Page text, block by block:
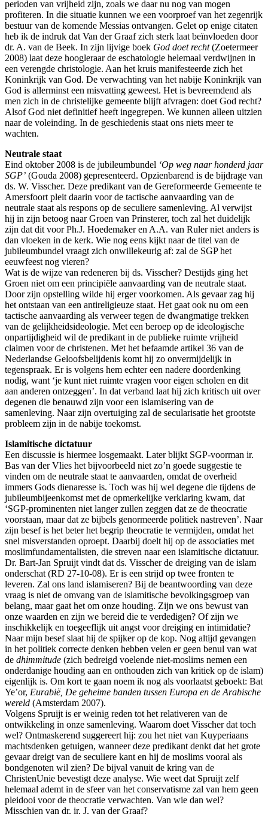
perioden van vrijheid zijn, zoals we daar nu nog van mogen
profiteren. In die situatie kunnen we een voorproef van het zegenrijk
bestuur van de komende Messias ontvangen. Gelet op enige citaten
heb ik de indruk dat Van der Graaf zich sterk laat beïnvloeden door
dr. A. van de Beek. In zijn lijvige boek God doet recht(Zoetermeer
2008) laat deze hoogleraar de eschatologie helemaal verdwijnen in
een verengde christologie. Aan het kruis manifesteerde zich het
Koninkrijk van God. De verwachting van het nabije Koninkrijk van
God is allerminst een misvatting geweest. Het is bevreemdend als
men zich in de christelijke gemeente blijft afvragen: doet God recht?
Alsof God niet definitief heeft ingegrepen. We kunnen alleen uitzien
naar de voleinding. In de geschiedenis staat ons niets meer te
wachten.
Neutrale staat
Eind oktober 2008 is de jubileumbundel ‘Op weg naar honderd jaar
SGP’ (Gouda 2008) gepresenteerd. Opzienbarend is de bijdrage van
ds. W. Visscher. Deze predikant van de Gereformeerde Gemeente te
Amersfoort pleit daarin voor de tactische aanvaarding van de
neutrale staat als respons op de seculiere samenleving. Al verwijst
hij in zijn betoog naar Groen van Prinsterer, toch zal het duidelijk
zijn dat dit voor Ph.J. Hoedemaker en A.A. van Ruler niet anders is
dan vloeken in de kerk. Wie nog eens kijkt naar de titel van de
jubileumbundel vraagt zich onwillekeurig af: zal de SGP het
eeuwfeest nog vieren?
Wat is de wijze van redeneren bij ds. Visscher? Destijds ging het
Groen niet om een principiële aanvaarding van de neutrale staat.
Door zijn opstelling wilde hij erger voorkomen. Als gevaar zag hij
het ontstaan van een antireligieuze staat. Het gaat ook nu om een
tactische aanvaarding als verweer tegen de dwangmatige trekken
van de gelijkheidsideologie. Met een beroep op de ideologische
onpartijdigheid wil de predikant in de publieke ruimte vrijheid
claimen voor de christenen. Met het befaamde artikel 36 van de
Nederlandse Geloofsbelijdenis komt hij zo onvermijdelijk in
tegenspraak. Er is volgens hem echter een nadere doordenking
nodig, want ‘je kunt niet ruimte vragen voor eigen scholen en dit
aan anderen ontzeggen’. In dat verband laat hij zich kritisch uit over
degenen die benauwd zijn voor een islamisering van de
samenleving. Naar zijn overtuiging zal de secularisatie het grootste
probleem zijn in de nabije toekomst.
Islamitische dictatuur
Een discussie is hiermee losgemaakt. Later blijkt SGP-voorman ir.
Bas van der Vlies het bijvoorbeeld niet zo’n goede suggestie te
vinden om de neutrale staat te aanvaarden, omdat de overheid
immers Gods dienaresse is. Toch was hij wel degene die tijdens de
jubileumbijeenkomst met de opmerkelijke verklaring kwam, dat
‘SGP-prominenten niet langer zullen zeggen dat ze de theocratie
voorstaan, maar dat ze bijbels genormeerde politiek nastreven’. Naar
zijn besef is het beter het begrip theocratie te vermijden, omdat het
snel misverstanden oproept. Daarbij doelt hij op de associaties met
moslimfundamentalisten, die streven naar een islamitische dictatuur.
Dr. Bart-Jan Spruijt vindt dat ds. Visscher de dreiging van de islam
onderschat (RD 27-10-08). Er is een strijd op twee fronten te
leveren. Zal ons land islamiseren? Bij de beantwoording van deze
vraag is niet de omvang van de islamitische bevolkingsgroep van
belang, maar gaat het om onze houding. Zijn we ons bewust van
onze waarden en zijn we bereid die te verdedigen? Of zijn we
inschikkelijk en toegeeflijk uit angst voor dreiging en intimidatie?
Naar mijn besef slaat hij de spijker op de kop. Nog altijd gevangen
in het politiek correcte denken hebben velen er geen benul van wat
de dhimmitude (zich bedreigd voelende niet-moslims nemen een
onderdanige houding aan en onthouden zich van kritiek op de islam)
eigenlijk is. Om kort te gaan noem ik nog als voorlaatst geboekt: Bat
Ye’or, Eurabië, De geheime banden tussen Europa en de Arabische
wereld (Amsterdam 2007).
Volgens Spruijt is er weinig reden tot het relativeren van de
ontwikkeling in onze samenleving. Waarom doet Visscher dat toch
wel? Ontmaskerend suggereert hij: zou het niet van Kuyperiaans
machtsdenken getuigen, wanneer deze predikant denkt dat het grote
gevaar dreigt van de seculiere kant en hij de moslims vooral als
bondgenoten wil zien? De bijval vanuit de kring van de
ChristenUnie bevestigt deze analyse. Wie weet dat Spruijt zelf
helemaal ademt in de sfeer van het conservatisme zal van hem geen
pleidooi voor de theocratie verwachten. Van wie dan wel?
Misschien van dr. ir. J. van der Graaf?